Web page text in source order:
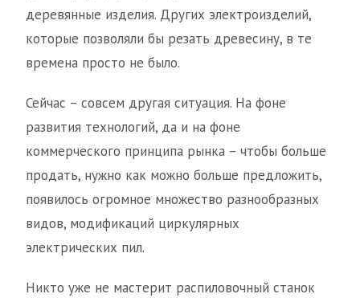
деревянные изделия. Других электроизделий,
которые позволяли бы резать древесину, в те
времена просто не было.
Сейчас – совсем другая ситуация. На фоне
развития технологий, да и на фоне
коммерческого принципа рынка – чтобы больше
продать, нужно как можно больше предложить,
появилось огромное множество разнообразных
видов, модификаций циркулярных
электрических пил.
Никто уже не мастерит распиловочный станок